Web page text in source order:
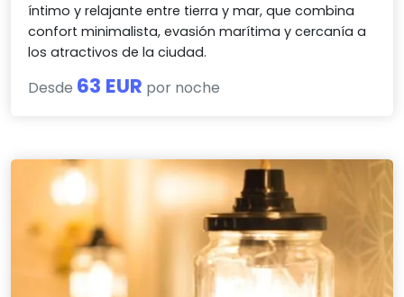
íntimo y relajante entre tierra y mar, que combina
confort minimalista, evasión marítima y cercanía a
los atractivos de la ciudad.
Desde 63 EUR por noche